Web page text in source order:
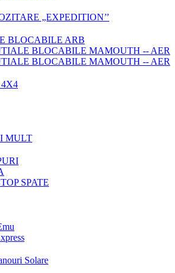
„EXPEDITION’’
BLOCABILE ARB
BLOCABILE MAMOUTH -- AER
BLOCABILE MAMOUTH -- AER
MULT
SPATE
Solare